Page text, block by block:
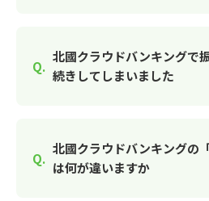
北國クラウドバンキングで
続きしてしまいました
北國クラウドバンキングの
は何が違いますか